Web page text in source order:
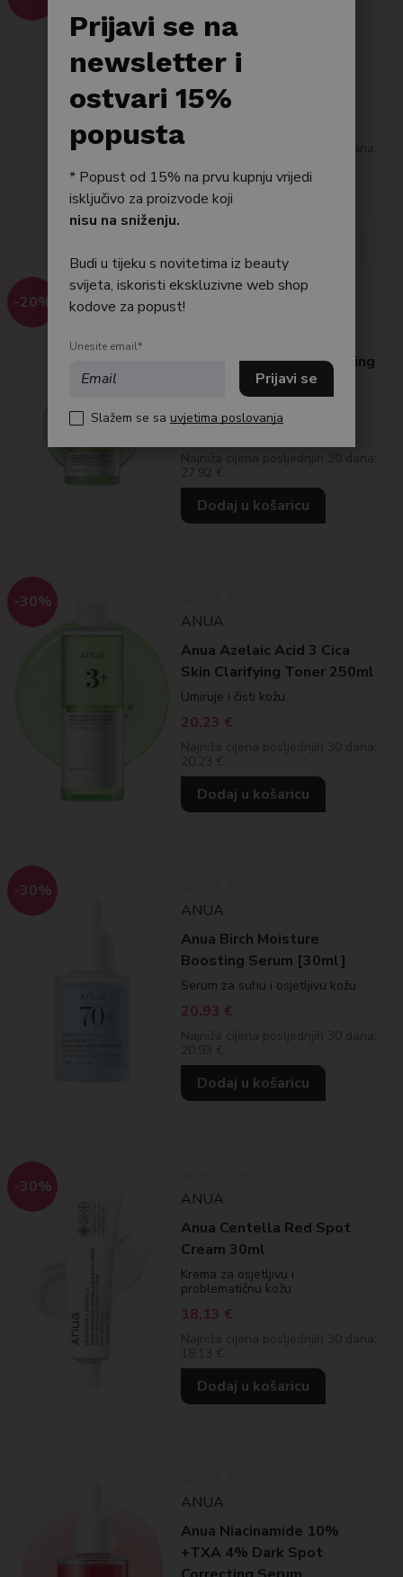
Po tipu kože
Bestseller
Njega tijela
Njega kose
AHA∙BHA∙PHA 30 Days
Miracle Toner
kože sklone aknama i crvenilu
Najniža cijena posljednjih 30 dana:
Dodaj u košaricu
-20%
ANUA
Hyaluron Redness Soothing
Serum 30ml
Najniža cijena posljednjih 30 dana:
27.92 €
Dodaj u košaricu
-30%
ANUA
Anua Azelaic Acid 3 Cica
Skin Clarifying Toner 250ml
Umiruje i čisti kožu
20,23 €
Najniža cijena posljednjih 30 dana:
20.23 €
Dodaj u košaricu
-30%
ANUA
Anua Birch Moisture
Boosting Serum [30ml]
Serum za suhu i osjetljivu kožu
20,93 €
Najniža cijena posljednjih 30 dana:
20.93 €
Dodaj u košaricu
-30%
ANUA
Anua Centella Red Spot
Cream 30ml
Krema za osjetljivu i
problematičnu kožu
18,13 €
Najniža cijena posljednjih 30 dana:
18.13 €
Dodaj u košaricu
ANUA
Anua Niacinamide 10%
+TXA 4% Dark Spot
Prijavi se na
newsletter i
ostvari 15%
popusta
* Popust od 15% na prvu kupnju vrijedi
isključivo za proizvode koji
nisu na sniženju.
Budi u tijeku s novitetima iz beauty
svijeta, iskoristi ekskluzivne web shop
kodove za popust!
Unesite email*
Slažem se sa uvjetima poslovanja